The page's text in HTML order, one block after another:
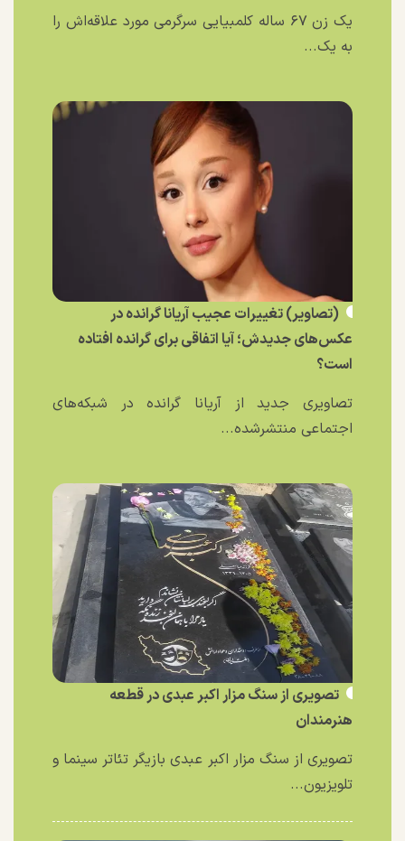
یک زن ۶۷ ساله کلمبیایی سرگرمی مورد علاقه‌اش را
به یک...
(تصاویر) تغییرات عجیب آریانا گرانده در
عکس‌های جدیدش؛ آیا اتفاقی برای گرانده افتاده
است؟
تصاویری جدید از آریانا گرانده در شبکه‌های
اجتماعی منتشرشده...
تصویری از سنگ مزار اکبر عبدی در قطعه
هنرمندان
تصویری از سنگ مزار اکبر عبدی بازیگر تئاتر سینما و
تلویزیون...